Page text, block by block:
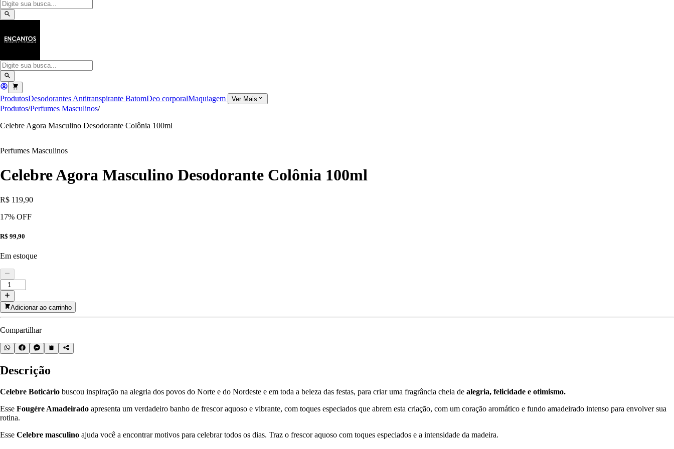
ProdutosDesodorantes Antitranspirante BatomDeo corporalMaquiagem Ver Mais
Produtos/Perfumes Masculinos/
Celebre Agora Masculino Desodorante Colônia 100ml
Perfumes Masculinos
Celebre Agora Masculino Desodorante Colônia 100ml
R$ 119,90
17% OFF
R$ 99,90
Em estoque
Adicionar ao carrinho
Compartilhar
Descrição
Celebre Boticário buscou inspiração na alegria dos povos do Norte e do Nordeste e em toda a beleza das festas, para criar uma fragrância cheia de alegria, felicidade e otimismo.
Esse Fougére Amadeirado apresenta um verdadeiro banho de frescor aquoso e vibrante, com toques especiados que abrem esta criação, com um coração aromático e fundo amadeirado intenso para envolver sua
rotina.
Esse Celebre masculino ajuda você a encontrar motivos para celebrar todos os dias. Traz o frescor aquoso com toques especiados e a intensidade da madeira.